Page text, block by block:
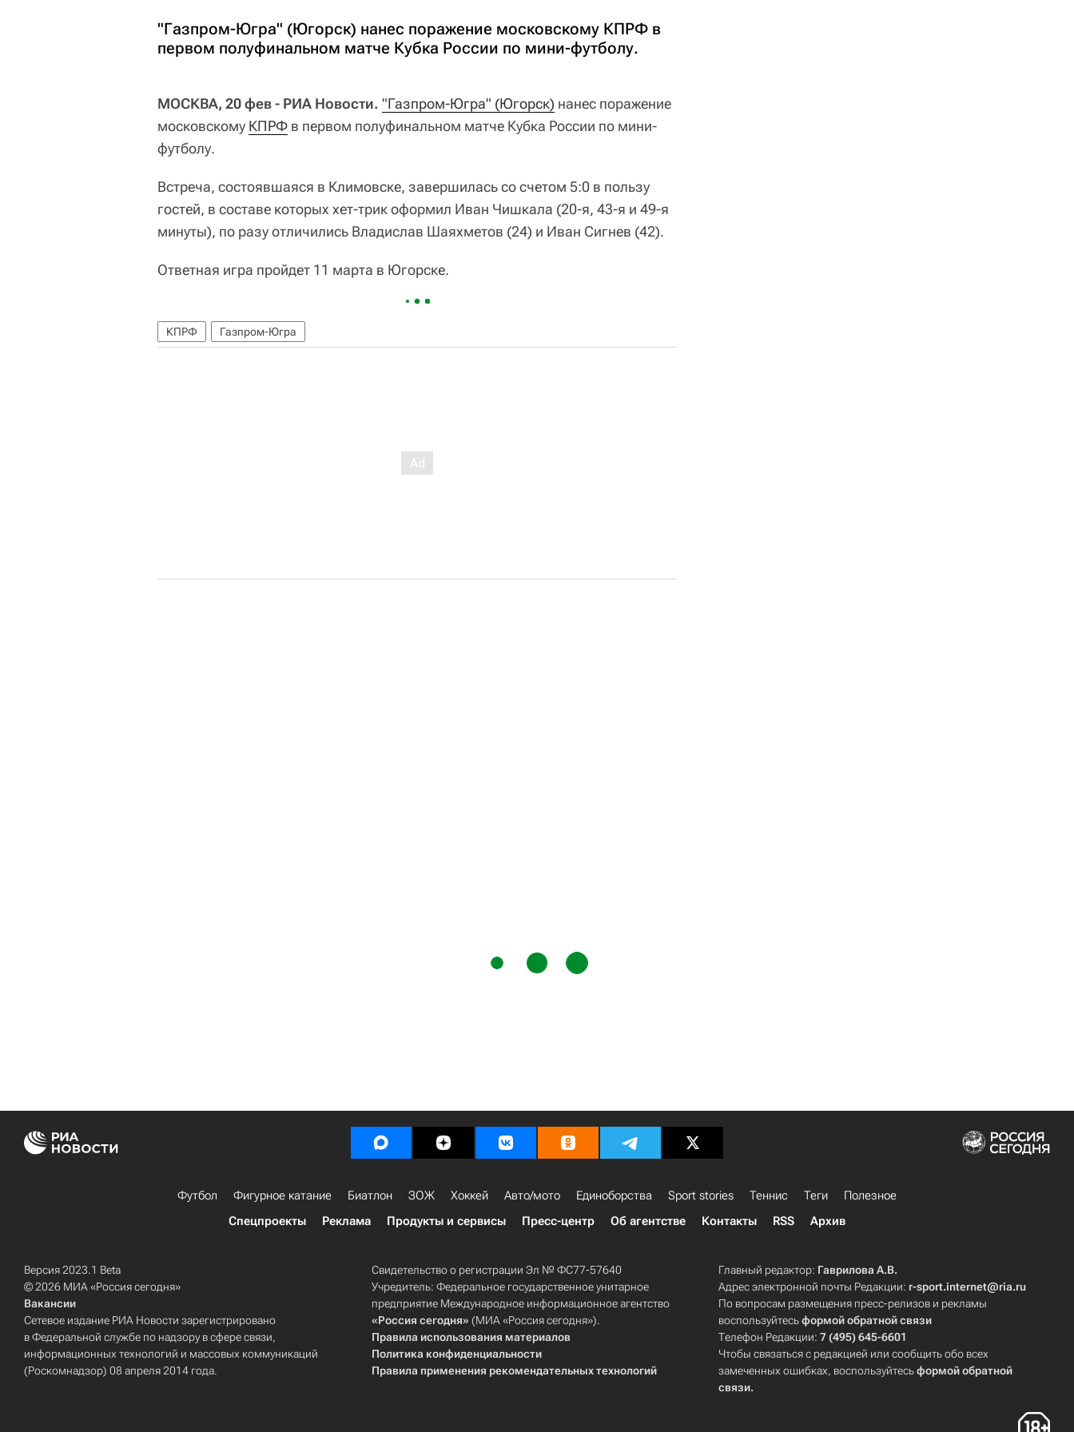
"Газпром-Югра" (Югорск) нанес поражение московскому КПРФ в
первом полуфинальном матче Кубка России по мини-футболу.
МОСКВА, 20 фев - РИА Новости. "Газпром-Югра" (Югорск) нанес поражение
московскому КПРФ в первом полуфинальном матче Кубка России по мини-
футболу.
Встреча, состоявшаяся в Климовске, завершилась со счетом 5:0 в пользу
гостей, в составе которых хет-трик оформил Иван Чишкала (20-я, 43-я и 49-я
минуты), по разу отличились Владислав Шаяхметов (24) и Иван Сигнев (42).
Ответная игра пройдет 11 марта в Югорске.
КПРФ Газпром-Югра
Футбол Фигурное катание Биатлон ЗОЖ Хоккей Авто/мото Единоборства Sport stories Теннис Теги
Полезное
Спецпроекты
Реклама Продукты и сервисы Пресс-центр Об агентстве Контакты RSS Архив
Версия 2023.1 Beta
© 2026 МИА «Россия сегодня»
Вакансии
Сетевое издание РИА Новости зарегистрировано
в Федеральной службе по надзору в сфере связи,
информационных технологий и массовых коммуникаций
(Роскомнадзор) 08 апреля 2014 года.
Свидетельство о регистрации Эл № ФС77-57640
Учредитель: Федеральное государственное унитарное
предприятие Международное информационное агентство
«Россия сегодня» (МИА «Россия сегодня»).
Правила использования материалов
Политика конфиденциальности
Правила применения рекомендательных технологий
Главный редактор: Гаврилова А.В.
Адрес электронной почты Редакции: r-sport.internet@ria.ru
По вопросам размещения пресс-релизов и рекламы
воспользуйтесьформой обратной связи
Телефон Редакции:7 (495) 645-6601
Чтобы связаться с редакцией или сообщить обо всех
замеченных ошибках, воспользуйтесьформой обратной
связи.